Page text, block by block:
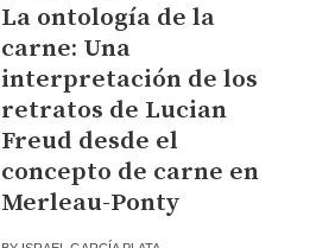
La ontología de la
carne: Una
interpretación de los
retratos de Lucian
Freud desde el
concepto de carne en
Merleau-Ponty